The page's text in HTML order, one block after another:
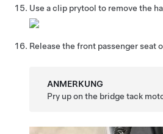
Use a clip prytool to remove the
Release the front passenger seat
ANMERKUNG
Pry up on the bridge tack